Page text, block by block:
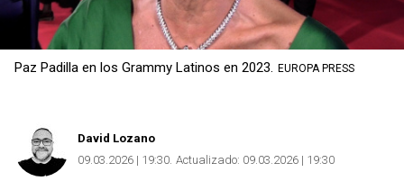
Paz Padilla en los Grammy Latinos en 2023. EUROPA PRESS
David Lozano
09.03.2026 | 19:30 Actualizado: 09.03.2026 | 19:30